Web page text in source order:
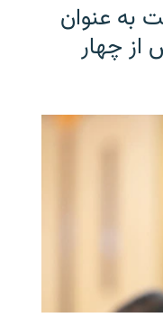
به عنوان
از چهار